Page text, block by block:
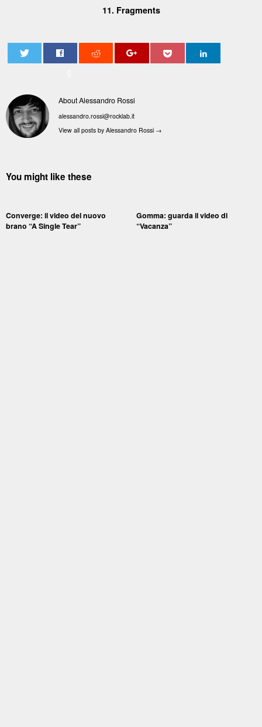
11. Fragments
About Alessandro Rossi
alessandro.rossi@rocklab.it
View all posts by Alessandro Rossi →
You might like these
Converge: il video del nuovo
brano “A Single Tear”
Gomma: guarda il video di
“Vacanza”